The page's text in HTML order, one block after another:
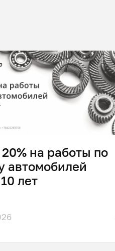
на работы по
автомобилей
лет